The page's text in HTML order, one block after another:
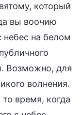
который
вы воочию
небес на белом
Возможно, для
волнения.
время, когда